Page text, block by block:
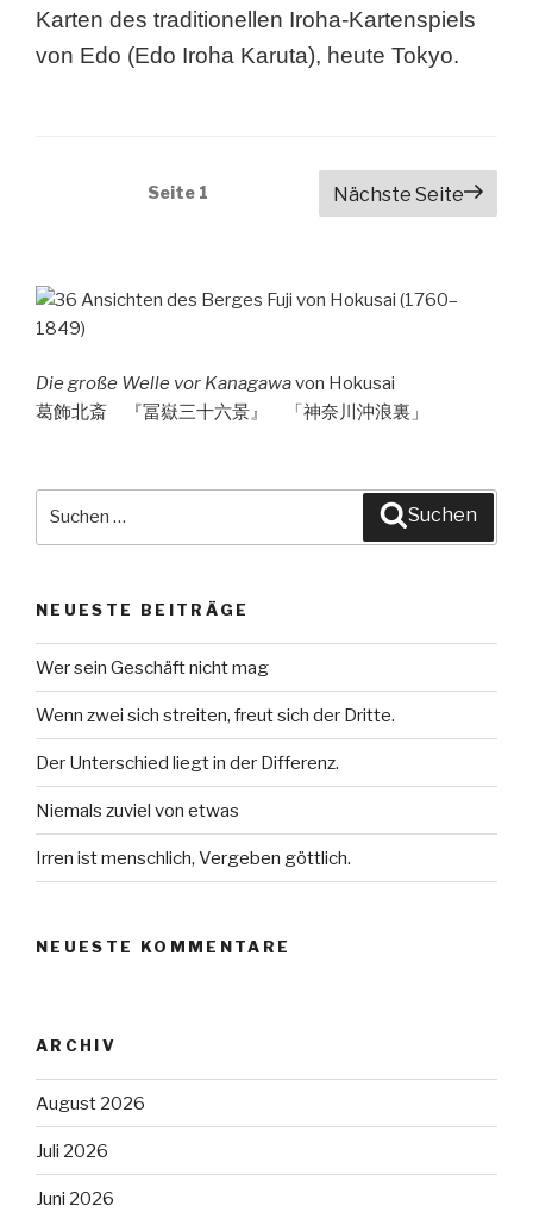
Karten des traditionellen Iroha-Kartenspiels
von Edo (Edo Iroha Karuta), heute Tokyo.
Beitragsnavigation
Seite 1 Nächste Seite
Die große Welle vor Kanagawavon Hokusai
葛飾北斎 『冨嶽三十六景』 「神奈川沖浪裏」
Suchen
NEUESTE BEITRÄGE
Wer sein Geschäft nicht mag
Wenn zwei sich streiten, freut sich der Dritte.
Der Unterschied liegt in der Differenz.
Niemals zuviel von etwas
Irren ist menschlich, Vergeben göttlich.
NEUESTE KOMMENTARE
ARCHIV
August 2026
Juli 2026
Juni 2026